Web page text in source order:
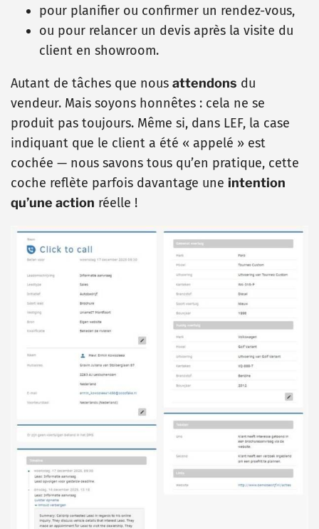
pour planifier ou confirmer un rendez-vous,
ou pour relancer un devis après la visite du
client en showroom.
Autant de tâches que nous attendons du
vendeur. Mais soyons honnêtes : cela ne se
produit pas toujours. Même si, dans LEF, la case
indiquant que le client a été « appelé » est
cochée — nous savons tous qu’en pratique, cette
coche reflète parfois davantage une intention
qu’une action réelle !